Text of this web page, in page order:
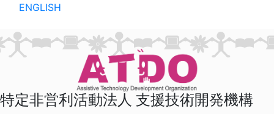
ENGLISH
特定非営利活動法人 支援技術開発機構